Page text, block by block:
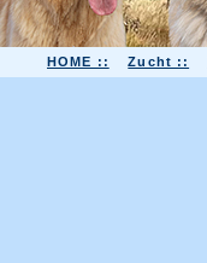
HOME :: Zucht ::